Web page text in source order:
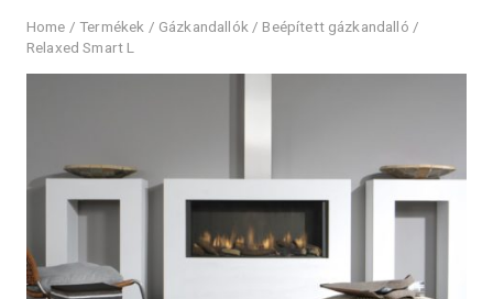
Home / Termékek / Gázkandallók / Beépített gázkandalló /
Relaxed Smart L